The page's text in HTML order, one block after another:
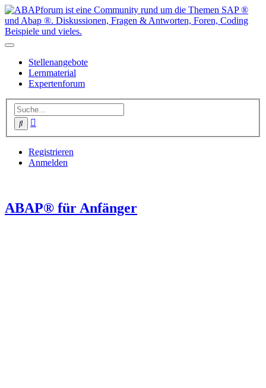
Stellenangebote
Lernmaterial
Expertenforum
Suche
Registrieren
Anmelden
ABAP® für Anfänger